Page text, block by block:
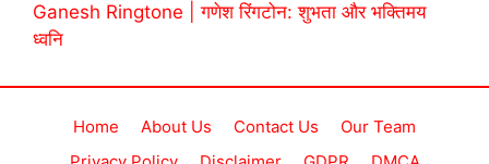
Ganesh Ringtone | गणेश रिंगटोन: शुभता और भक्तिमय
ध्वनि
Home About Us Contact Us
Our Team